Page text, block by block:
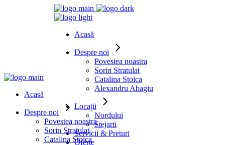
Acasă
Despre noi
Povestea noastra
Sorin Stratulat
Catalina Stoica
Alexandru Abagiu
Locații
Nordului
Stejarii
Servicii & Preturi
Oferte
Acasă
Despre noi
Povestea noastra
Sorin Stratulat
Catalina Stoica